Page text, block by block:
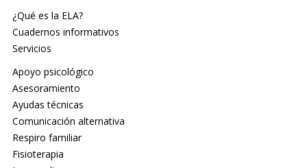
¿Qué es la ELA?
Cuadernos informativos
Servicios
Apoyo psicológico
Asesoramiento
Ayudas técnicas
Comunicación alternativa
Respiro familiar
Fisioterapia